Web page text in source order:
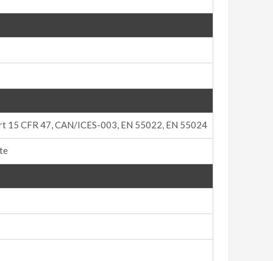
15 CFR 47, CAN/ICES-003, EN 55022, EN 55024